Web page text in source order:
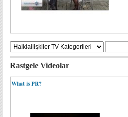
Rastgele Videolar
What is PR?